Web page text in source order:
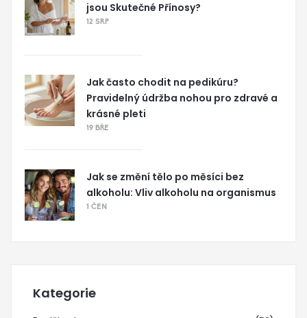
jsou Skutečné Přínosy?
12 SRP
Jak často chodit na pedikúru?
Pravidelný údržba nohou pro zdravé a
krásné pleti
19 BŘE
Jak se změní tělo po měsíci bez
alkoholu: Vliv alkoholu na organismus
1 ČEN
Kategorie